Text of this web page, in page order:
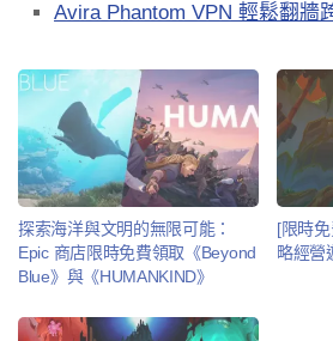
Avira Phantom VPN 輕鬆翻牆
探索海洋與文明的無限可能：
Epic 商店限時免費領取《Beyond
Blue》與《HUMANKIND》
[限時
略經營